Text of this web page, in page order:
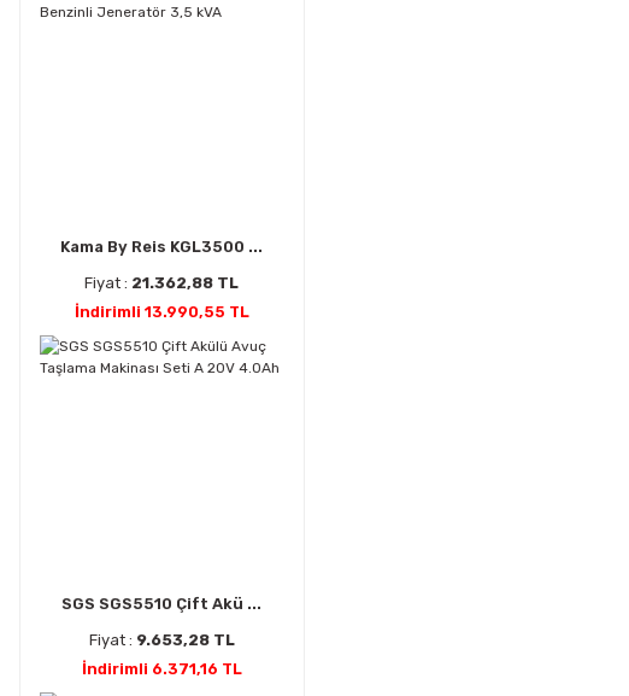
Kama By Reis KGL3500 ...
Fiyat : 21.362,88 TL
İndirimli 13.990,55 TL
SGS SGS5510 Çift Akü ...
Fiyat : 9.653,28 TL
İndirimli 6.371,16 TL